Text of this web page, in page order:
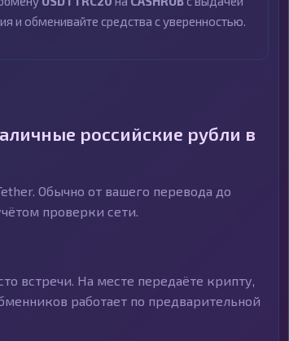
и обменивайте средства с уверенностью.
российские рубли в
Обычно от вашего перевода до
проверки сети.
встречи. На месте передаёте крипту,
работает по предварительной